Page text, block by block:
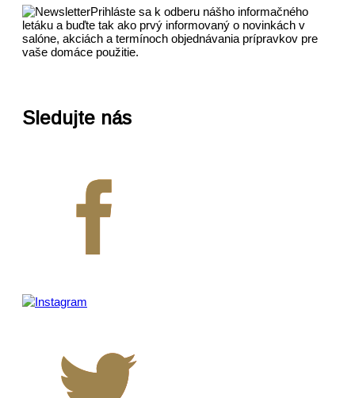
Prihláste sa k odberu nášho informačného
letáku a buďte tak ako prvý informovaný o novinkách v
salóne, akciách a termínoch objednávania prípravkov pre
vaše domáce použitie.
Sledujte nás